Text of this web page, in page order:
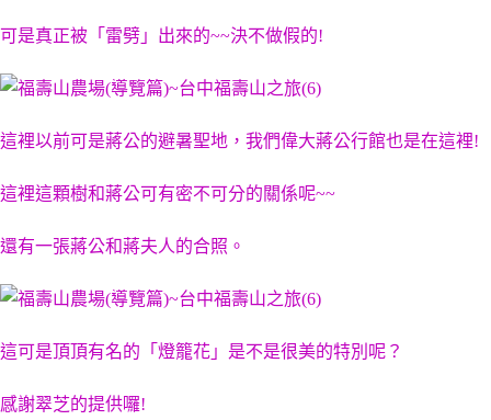
可是真正被「雷劈」出來的~~決不做假的!
這裡以前可是蔣公的避暑聖地，我們偉大蔣公行館也是在這裡!
這裡這顆樹和蔣公可有密不可分的關係呢~~
還有一張蔣公和蔣夫人的合照。
這可是頂頂有名的「燈籠花」是不是很美的特別呢？
感謝翠芝的提供囉!